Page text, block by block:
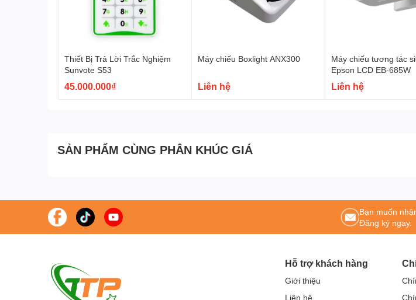
Thiết Bị Trả Lời Trắc Nghiệm
Sunvote S53
45.000.000₫
Máy chiếu Boxlight ANX300
Liên hệ
Máy chiếu tương tác
Epson LCD EB-685W
Liên hệ
SẢN PHẨM CÙNG PHÂN KHÚC GIÁ
Bạn muốn
Đăng ký ngay.
Hỗ trợ khách hàng
Giới thiệu
Liên hệ